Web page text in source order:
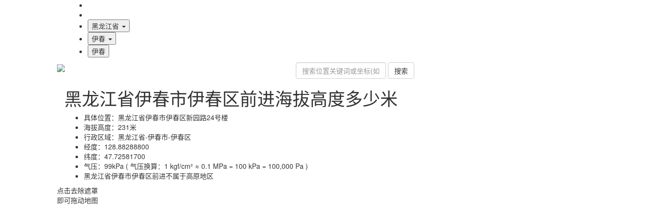
黑龙江省
伊春
伊春
搜索
黑龙江省伊春市伊春区前进海拔高度多少米
具体位置： 黑龙江省伊春市伊春区新园路24号楼
海拔高度： 231米
行政区域： 黑龙江省-伊春市-伊春区
经度： 128.88288800
纬度： 47.72581700
气压： 99kPa ( 气压换算：1 kgf/cm² ≈ 0.1 MPa = 100 kPa = 100,000 Pa )
黑龙江省伊春市伊春区前进不属于高原地区
点击去除遮罩
即可拖动地图